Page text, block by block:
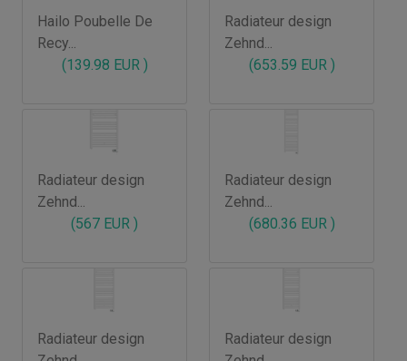
Hailo Poubelle De
Recy...
(139.98 EUR )
Radiateur design
Zehnd...
(653.59 EUR )
Radiateur design
Zehnd...
(567 EUR )
Radiateur design
Zehnd...
(680.36 EUR )
Radiateur design
Radiateur design